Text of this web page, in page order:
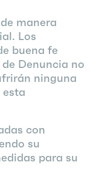
manera
Los
buena fe
Denuncia no
ninguna
con
su
para su